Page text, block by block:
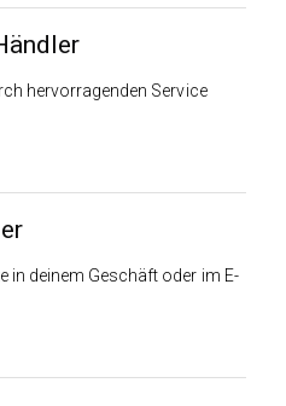
hervorragenden Service
in deinem Geschäft oder im E-